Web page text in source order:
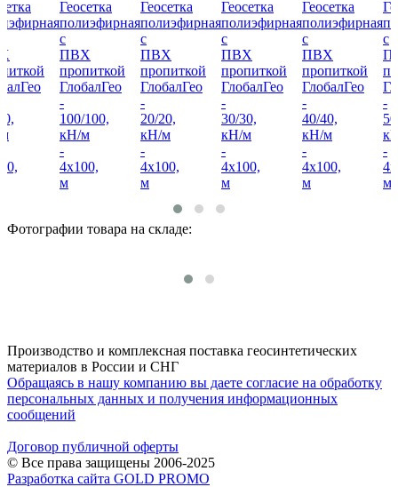
Геосетка
полиэфирная
с
ПВХ
пропиткой
ГлобалГео
-
100/100,
кН/м
-
4x100,
м
Геосетка
полиэфирная
с
ПВХ
пропиткой
ГлобалГео
-
20/20,
кН/м
-
4x100,
м
Геосетка
полиэфирная
с
ПВХ
пропиткой
ГлобалГео
-
30/30,
кН/м
-
4x100,
м
Геосетка
полиэфирная
с
ПВХ
пропиткой
ГлобалГео
-
40/40,
кН/м
-
4x100,
м
с
-
-
м
Фотографии товара на складе:
Производство и комплексная поставка геосинтетических
материалов в России и СНГ
Обращаясь в нашу компанию вы даете согласие на обработку
персональных данных и получения информационных
сообщений
Договор публичной оферты
© Все права защищены 2006-2025
Разработка сайта GOLD PROMO